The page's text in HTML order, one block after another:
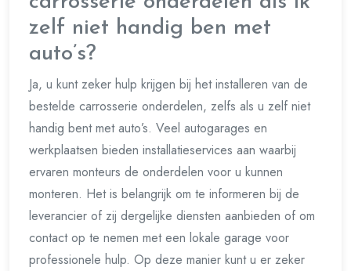
zelf niet handig ben met
auto’s?
Ja, u kunt zeker hulp krijgen bij het installeren van de
bestelde carrosserie onderdelen, zelfs als u zelf niet
handig bent met auto’s. Veel autogarages en
werkplaatsen bieden installatieservices aan waarbij
ervaren monteurs de onderdelen voor u kunnen
monteren. Het is belangrijk om te informeren bij de
leverancier of zij dergelijke diensten aanbieden of om
contact op te nemen met een lokale garage voor
professionele hulp. Op deze manier kunt u er zeker